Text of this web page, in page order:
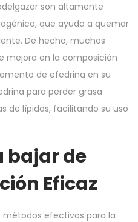
son altamente
que ayuda a quemar
De hecho, muchos
mejora en la composición
de efedrina en su
para perder grasa
de lípidos, facilitando su uso
bajar de
Eficaz
efectivos para la